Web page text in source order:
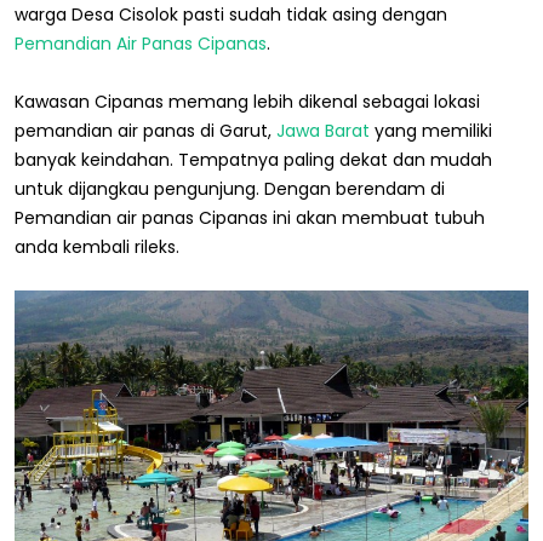
warga Desa Cisolok pasti sudah tidak asing dengan
Pemandian Air Panas Cipanas.
Kawasan Cipanas memang lebih dikenal sebagai lokasi
pemandian air panas di Garut, Jawa Barat yang memiliki
banyak keindahan. Tempatnya paling dekat dan mudah
untuk dijangkau pengunjung. Dengan berendam di
Pemandian air panas Cipanas ini akan membuat tubuh
anda kembali rileks.